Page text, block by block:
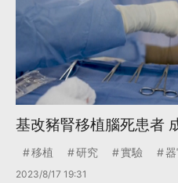
基改豬腎移植腦死患者
移植 研究 實驗
2023/8/17 19:31